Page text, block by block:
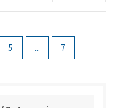
5 ... 7